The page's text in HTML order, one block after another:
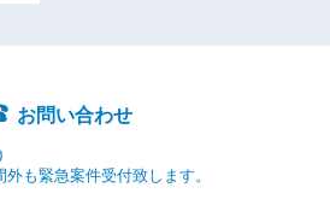
お問い合わせ
も緊急案件受付致します。